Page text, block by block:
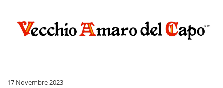
17 Novembre 2023